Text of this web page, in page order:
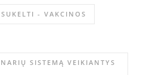
- VAKCINOS
SISTEMĄ VEIKIANTYS